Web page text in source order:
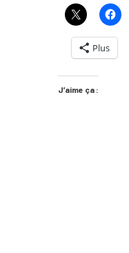
Plus
J’aime ça :